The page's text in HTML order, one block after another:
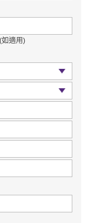
如適用)